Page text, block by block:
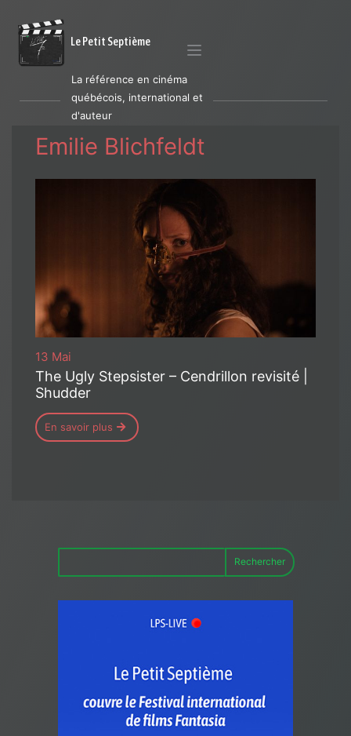
Le Petit Septième
La référence en cinéma
québécois, international et
d'auteur
Emilie Blichfeldt
13 Mai
The Ugly Stepsister – Cendrillon revisité |
Shudder
En savoir plus
Rechercher